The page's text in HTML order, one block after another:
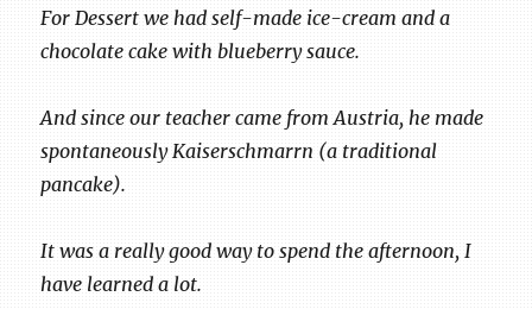
For Dessert we had self-made ice-cream and a
chocolate cake with blueberry sauce.
And since our teacher came from Austria, he made
spontaneously Kaiserschmarrn (a traditional
pancake).
It was a really good way to spend the afternoon, I
have learned a lot.